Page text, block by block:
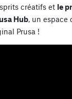
créatifs et le
Hub, un espace
Prusa !